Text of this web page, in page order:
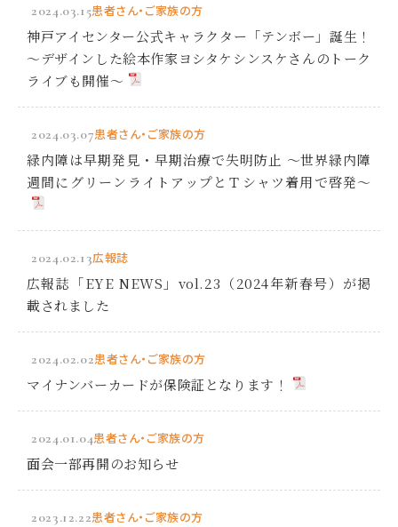
2024.03.15患者さん・ご家族の方
神戸アイセンター公式キャラクター「テンボー」誕生！
～デザインした絵本作家ヨシタケシンスケさんのトーク
ライブも開催～
2024.03.07患者さん・ご家族の方
緑内障は早期発見・早期治療で失明防止 ～世界緑内障
週間にグリーンライトアップとＴシャツ着用で啓発～
2024.02.13広報誌
広報誌「EYE NEWS」vol.23（2024年新春号）が掲
載されました
2024.02.02患者さん・ご家族の方
マイナンバーカードが保険証となります！
2024.01.04患者さん・ご家族の方
面会一部再開のお知らせ
2023.12.22患者さん・ご家族の方